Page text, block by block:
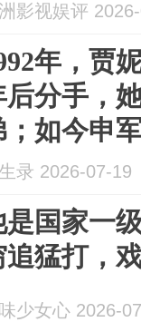
影视娱评
年，贾
后分手，
；如今申
一家三口
录 2026-07-19
是国家一
追猛打，
少女心 2026-